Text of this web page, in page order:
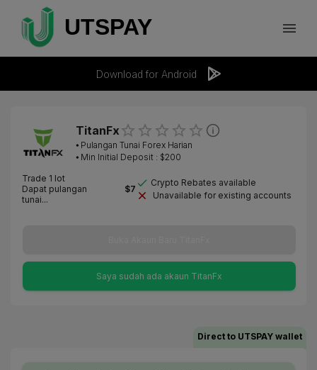
Download for Android
TitanFx
⦁ Pulangan Tunai Forex Harian
⦁ Min Initial Deposit : $200
Trade 1 lot
Dapat pulangan
tunai...
$7
Crypto Rebates available
Unavailable for existing accounts
Saya sudah ada akaun TitanFx
Direct to UTSPAY wallet